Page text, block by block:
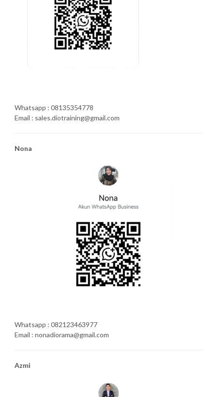
Whatsapp : 08135354778
Email : sales.diotraining@gmail.com
Nona
Whatsapp : 082123463977
Email : nonadiorama@gmail.com
Azmi